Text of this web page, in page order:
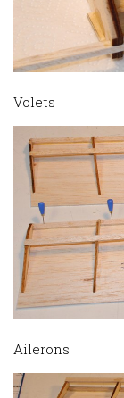
Volets
Ailerons